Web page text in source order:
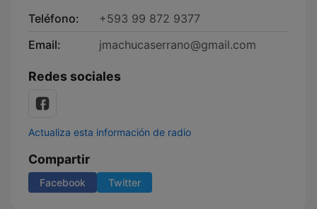
Teléfono:
+593 99 872 9377
Email:
jmachucaserrano@gmail.com
Redes sociales
Actualiza esta información de radio
Compartir
Facebook Twitter